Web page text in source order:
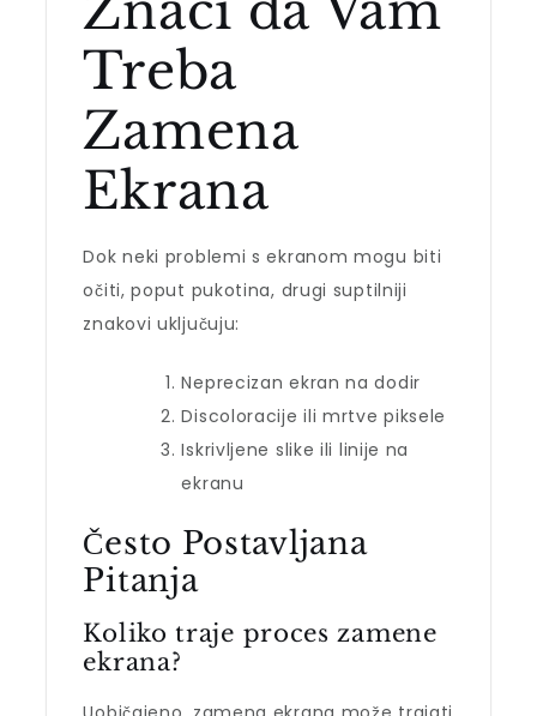
Treba
Zamena
Ekrana
Dok neki problemi s ekranom mogu biti
očiti, poput pukotina, drugi suptilniji
znakovi uključuju:
Neprecizan ekran na dodir
Discoloracije ili mrtve piksele
Iskrivljene slike ili linije na
ekranu
Često Postavljana
Pitanja
Koliko traje proces zamene
ekrana?